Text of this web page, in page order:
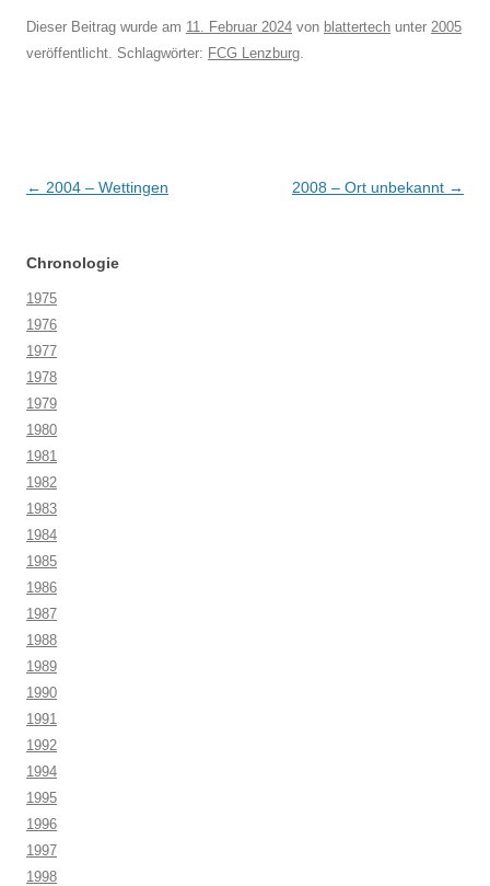
Dieser Beitrag wurde am 11. Februar 2024 von blattertech unter 2005
veröffentlicht. Schlagwörter: FCG Lenzburg
Beitragsnavigation
← 2004 – Wettingen 2008 – Ort unbekannt →
Chronologie
1975
1976
1977
1978
1979
1980
1981
1982
1983
1984
1985
1986
1987
1988
1989
1990
1991
1992
1994
1995
1996
1997
1998